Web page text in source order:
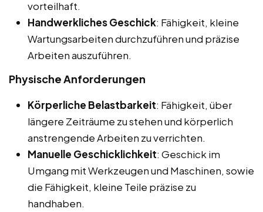
vorteilhaft.
Handwerkliches Geschick: Fähigkeit, kleine
Wartungsarbeiten durchzuführen und präzise
Arbeiten auszuführen.
Physische Anforderungen
Körperliche Belastbarkeit: Fähigkeit, über
längere Zeiträume zu stehen und körperlich
anstrengende Arbeiten zu verrichten.
Manuelle Geschicklichkeit: Geschick im
Umgang mit Werkzeugen und Maschinen, sowie
die Fähigkeit, kleine Teile präzise zu
handhaben.